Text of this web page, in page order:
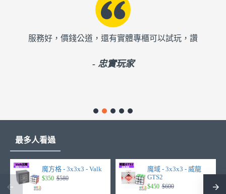
服務好，價錢公道，還有實體專櫃可以試玩，讚
- 忠實玩家
最多人看過
魔方格 - 3x3x3 - Valk
$350 $580
魔域 - 3x3x3 - 威龍
GTS2
$450 $600